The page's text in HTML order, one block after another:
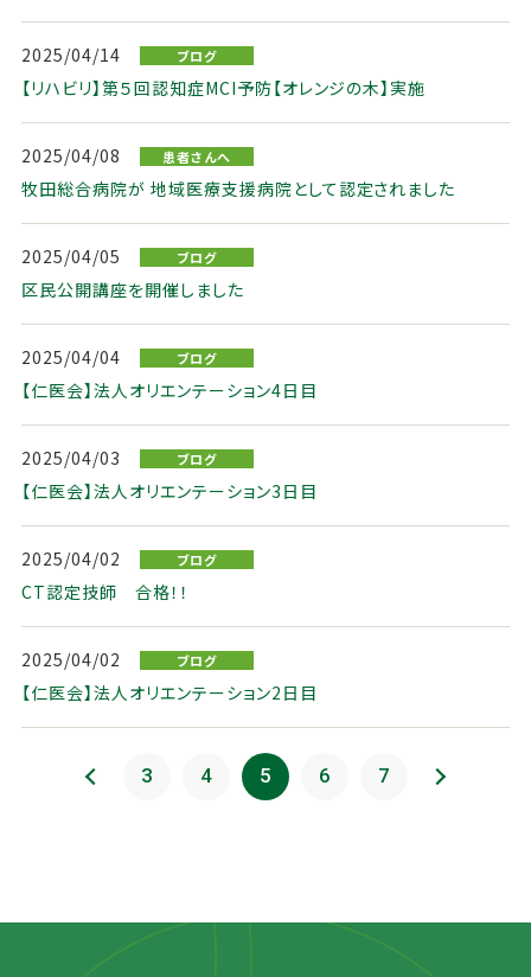
2025/04/14 ブログ
【リハビリ】第５回認知症MCI予防【オレンジの木】実施
2025/04/08 患者さんへ
牧田総合病院が 地域医療支援病院として認定されました
2025/04/05 ブログ
区民公開講座を開催しました
2025/04/04 ブログ
【仁医会】法人オリエンテーション4日目
2025/04/03 ブログ
【仁医会】法人オリエンテーション3日目
2025/04/02 ブログ
CT認定技師 合格！！
2025/04/02 ブログ
【仁医会】法人オリエンテーション2日目
前のページ 3 4 5 6 7